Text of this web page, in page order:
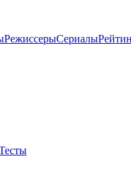
РежиссерыСериалы